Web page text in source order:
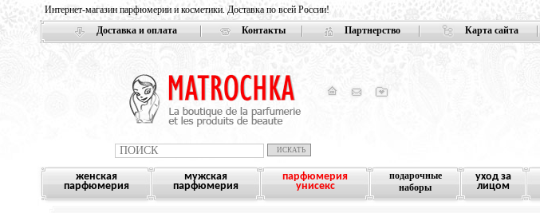
Интернет-магазин парфюмерии и косметики. Доставка по всей России!
Доставка и оплата
Контакты Партнерство Карта сайта
женская
парфюмерия
мужская
парфюмерия
парфюмерия
унисекс
подарочные
наборы
уход за
лицом